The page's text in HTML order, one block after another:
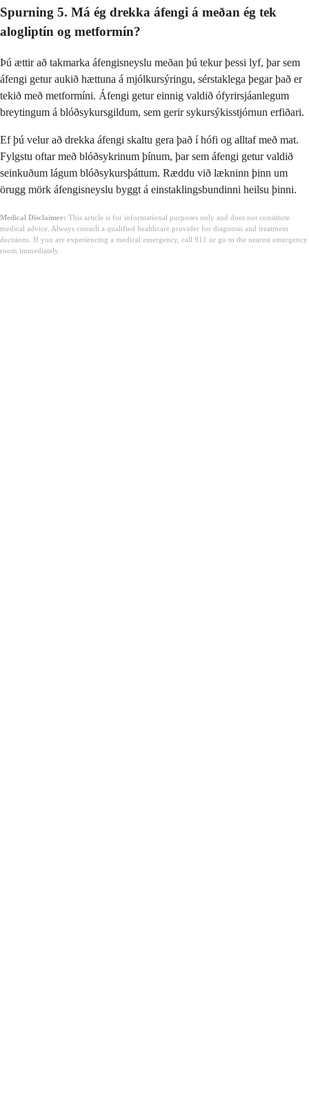
Spurning 5. Má ég drekka áfengi á meðan ég tek
alogliptín og metformín?
Þú ættir að takmarka áfengisneyslu meðan þú tekur þessi lyf, þar sem
áfengi getur aukið hættuna á mjólkursýringu, sérstaklega þegar það er
tekið með metformíni. Áfengi getur einnig valdið ófyrirsjáanlegum
breytingum á blóðsykursgildum, sem gerir sykursýkisstjórnun erfiðari.
Ef þú velur að drekka áfengi skaltu gera það í hófi og alltaf með mat.
Fylgstu oftar með blóðsykrinum þínum, þar sem áfengi getur valdið
seinkuðum lágum blóðsykursþáttum. Ræddu við lækninn þinn um
örugg mörk áfengisneyslu byggt á einstaklingsbundinni heilsu þinni.
Medical Disclaimer: This article is for informational purposes only and does not constitute
medical advice. Always consult a qualified healthcare provider for diagnosis and treatment
decisions. If you are experiencing a medical emergency, call 911 or go to the nearest emergency
room immediately.